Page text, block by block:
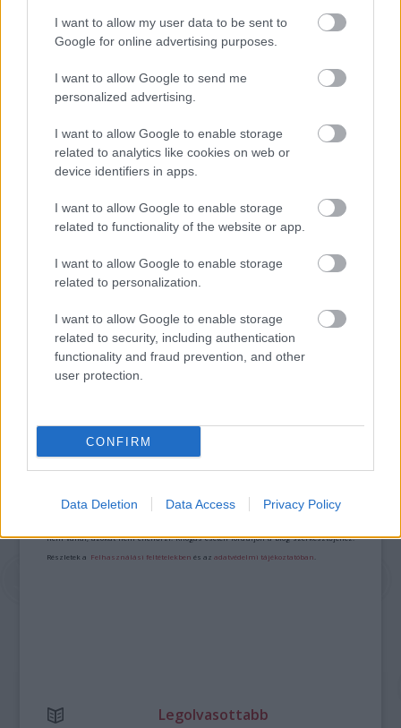
I want to allow my user data to be sent to
Google for online advertising purposes.
I want to allow Google to send me
personalized advertising.
I want to allow Google to enable storage
related to analytics like cookies on web or
device identifiers in apps.
I want to allow Google to enable storage
related to functionality of the website or app.
I want to allow Google to enable storage
related to personalization.
I want to allow Google to enable storage
related to security, including authentication
functionality and fraud prevention, and other
user protection.
CONFIRM
Data Deletion Data Access Privacy Policy
SZEMBE MERSZ NÉZNI AZZAL, AKIVÉ
VÁLHATTÁL VOLNA?
TERMÉSZETFELETTI ERŐK ÉS ELFELEDETT
TITKOK: ITT A SHELBY OAKS – A GONOSZ
NYOMÁBAN MAGYAR ELŐZETESE
A bejegyzés trackback címe:
https://kulturpart.hu/api/trackback/id/7914200
A hozzászólások avonatkozó jogszabályok
értelmében felhasználói tartalomnak
nem vállal, azokat nem ellenőrzi. Kifogás esetén forduljon a blog szerkesztőjéhez.
Részletek a Felhasználási feltételekben és azadatvédelmi tájékoztatóban
Legolvasottabb